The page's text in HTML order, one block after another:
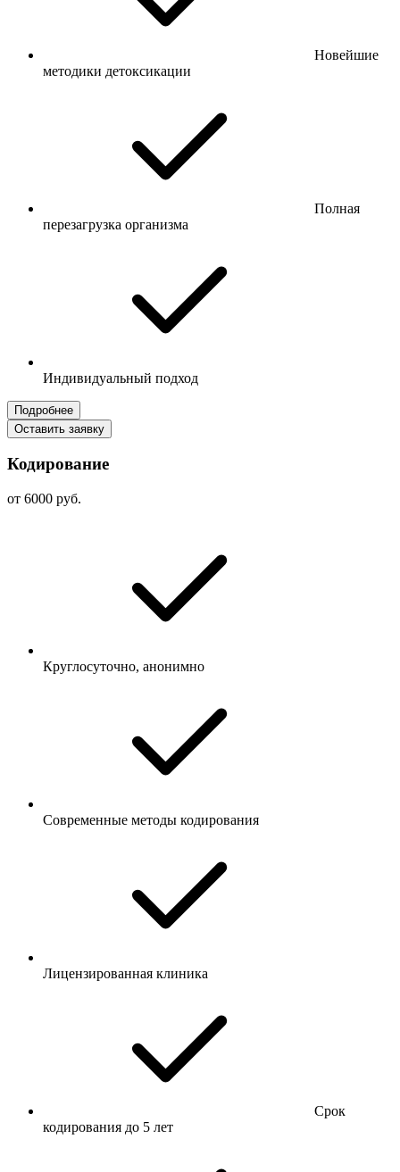
Новейшие
методики детоксикации
Полная
перезагрузка организма
Индивидуальный подход
Подробнее
Оставить заявку
Кодирование
от 6000 руб.
Круглосуточно, анонимно
Современные методы кодирования
Лицензированная клиника
Срок
кодирования до 5 лет